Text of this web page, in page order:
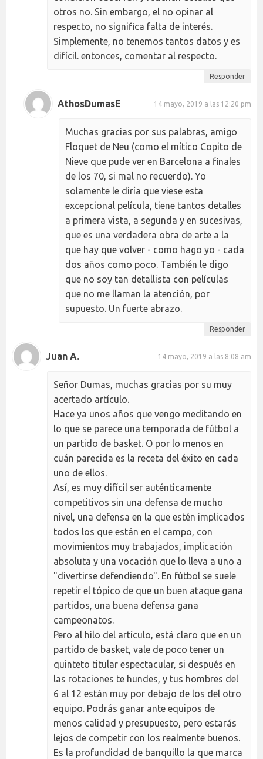
otros no. Sin embargo, el no opinar al
respecto, no significa falta de interés.
Simplemente, no tenemos tantos datos y es
difícil. entonces, comentar al respecto.
Responder
AthosDumasE 14 mayo, 2019 a las 12:20 pm
Muchas gracias por sus palabras, amigo
Floquet de Neu (como el mítico Copito de
Nieve que pude ver en Barcelona a finales
de los 70, si mal no recuerdo). Yo
solamente le diría que viese esta
excepcional película, tiene tantos detalles
a primera vista, a segunda y en sucesivas,
que es una verdadera obra de arte a la
que hay que volver - como hago yo - cada
dos años como poco. También le digo
que no soy tan detallista con películas
que no me llaman la atención, por
supuesto. Un fuerte abrazo.
Responder
Juan A. 14 mayo, 2019 a las 8:08 am
Señor Dumas, muchas gracias por su muy
acertado artículo.
Hace ya unos años que vengo meditando en
lo que se parece una temporada de fútbol a
un partido de basket. O por lo menos en
cuán parecida es la receta del éxito en cada
uno de ellos.
Así, es muy difícil ser auténticamente
competitivos sin una defensa de mucho
nivel, una defensa en la que estén implicados
todos los que están en el campo, con
movimientos muy trabajados, implicación
absoluta y una vocación que lo lleva a uno a
"divertirse defendiendo". En fútbol se suele
repetir el tópico de que un buen ataque gana
partidos, una buena defensa gana
campeonatos.
Pero al hilo del artículo, está claro que en un
partido de basket, vale de poco tener un
quinteto titular espectacular, si después en
las rotaciones te hundes, y tus hombres del
6 al 12 están muy por debajo de los del otro
equipo. Podrás ganar ante equipos de
menos calidad y presupuesto, pero estarás
lejos de competir con los realmente buenos.
Es la profundidad de banquillo la que marca